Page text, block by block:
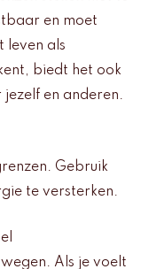
en moet
leven als
biedt het ook
en anderen.
Gebruik
te versterken.
Als je voelt